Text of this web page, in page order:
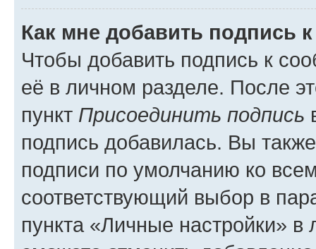
Как мне добавить подпись
Чтобы добавить подпись к
её в личном разделе. После
пункт Присоединить подпись
подпись добавилась. Вы
подписи по умолчанию ко
соответствующий выбор в
пункта «Личные настройки»